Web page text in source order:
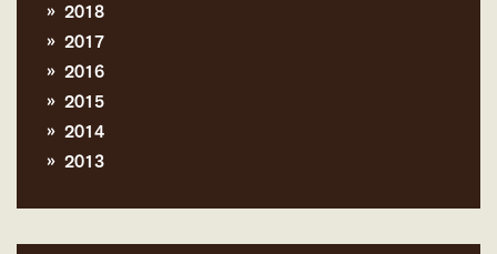
2018
2017
2016
2015
2014
2013